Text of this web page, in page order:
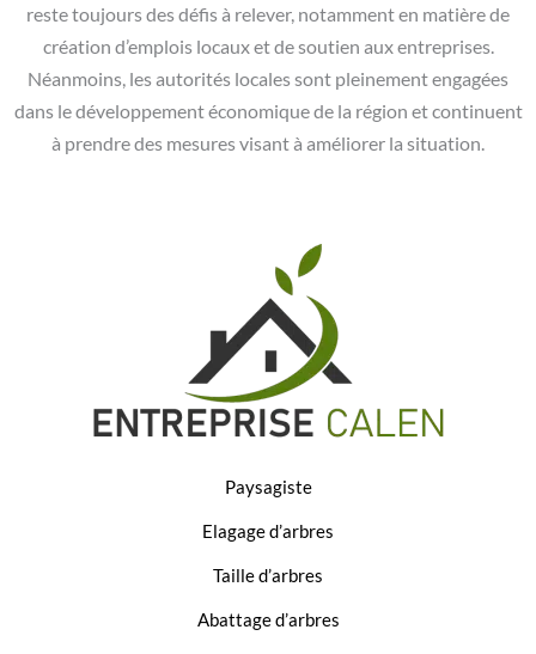
reste toujours des défis à relever, notamment en matière de
création d’emplois locaux et de soutien aux entreprises.
Néanmoins, les autorités locales sont pleinement engagées
dans le développement économique de la région et continuent
à prendre des mesures visant à améliorer la situation.
Paysagiste
Elagage d’arbres
Taille d’arbres
Abattage d’arbres